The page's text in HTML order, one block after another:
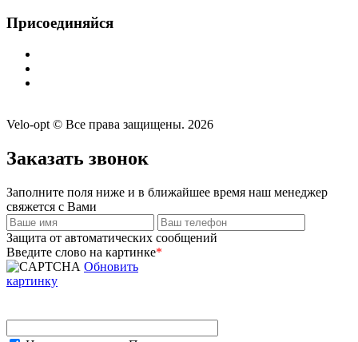
Присоединяйся
Velo-opt © Все права защищены. 2026
Заказать звонок
Заполните поля ниже и в ближайшее время наш менеджер
свяжется с Вами
Защита от автоматических сообщений
Введите слово на картинке*
Обновить
картинку